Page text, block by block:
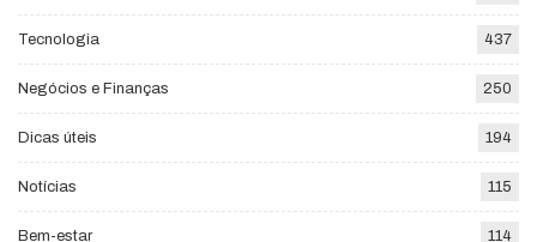
Tecnologia 437
Negócios e Finanças 250
Dicas úteis 194
Notícias 115
Bem-estar 114